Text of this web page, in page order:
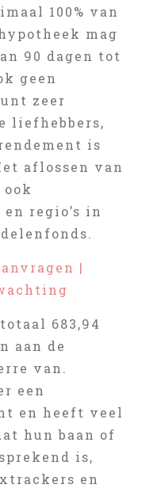
100% van
mag
90 dagen tot
geen
zeer
liefhebbers,
is
aflossen van
regio’s in
|
683,94
aan de
van.
een
en heeft veel
hun baan of
is,
en